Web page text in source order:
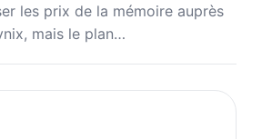
les prix de la mémoire auprès
mais le plan…